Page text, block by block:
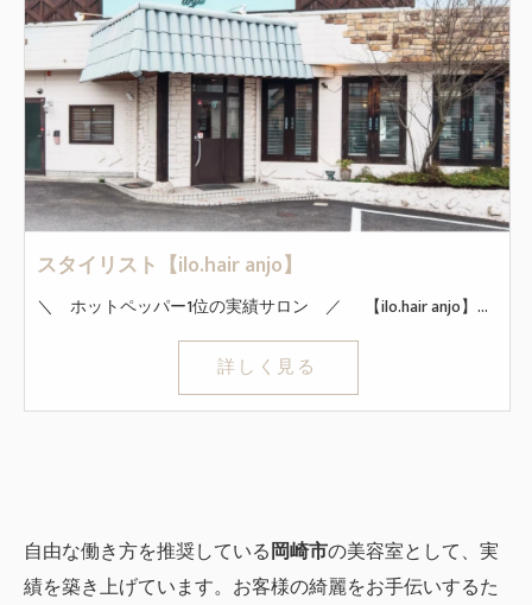
スタイリスト【ilo.hair anjo】
＼ ホットペッパー1位の実績サロン ／ 【ilo.hair anjo】は、三河地区でホットペッパーランキング1位取得実績 があり、常に上位サロンです。 ◇ココが魅力！！◇ 定時退社で時間も休みも自由！残業なし！ 連休の取得もOK！土日休み可能！ 社員割で安く商品も購入できる！ マンツーマンの接客ができます 新規の入客は月100名以上！SNS活動をしなくても安定して毎月稼ぐことができます！ ◇初めての業務委託でも安心！◇ ほぼ全員が業務委託未経験からスタートしました！ 最初の3ヶ月間は最低保証あり！ 圧倒的な集客力で接客に集中できる！ ホットペッパービューティでも1位！ ◇インセンティブ◇ 技術売上50～65％バック！ 指名料は100％バック！ 基準を超えたら給与も上がるシステムなので、思いっきり稼ぎたい方も必見です。 *～*～*～*～*～*～*～*～*～*～*～*～*～*～* まずはどんな職場か是非覗いてみてください◎ 「見学のみ」もお気軽にご相談くださいね！ *～*～*～*～*～*～*～*～*～*～*～*～*～*～*
詳しく見る
自由な働き方を推奨している岡崎市の美容室として、実
績を築き上げています。お客様の綺麗をお手伝いするた